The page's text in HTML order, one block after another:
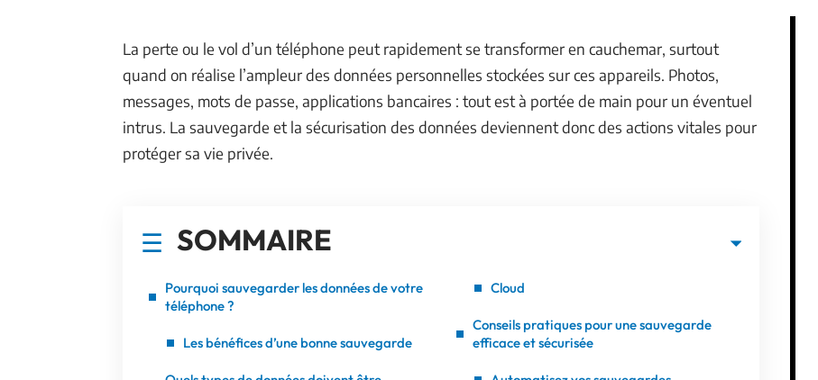
La perte ou le vol d’un téléphone peut rapidement se transformer en cauchemar, surtout
quand on réalise l’ampleur des données personnelles stockées sur ces appareils. Photos,
messages, mots de passe, applications bancaires : tout est à portée de main pour un éventuel
intrus. La sauvegarde et la sécurisation des données deviennent donc des actions vitales pour
protéger sa vie privée.
SOMMAIRE
Pourquoi sauvegarder les données de votre
téléphone ?
Les bénéfices d’une bonne sauvegarde
Cloud
Conseils pratiques pour une sauvegarde
efficace et sécurisée